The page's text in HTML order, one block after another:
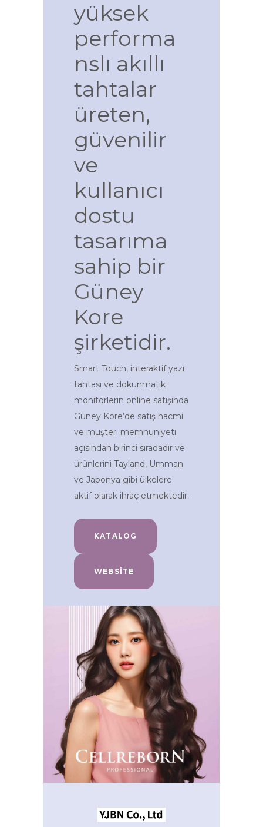
yüksek
performa
nslı akıllı
tahtalar
üreten,
güvenilir
ve
kullanıcı
dostu
tasarıma
sahip bir
Güney
Kore
şirketidir.
Smart Touch, interaktif yazı
tahtası ve dokunmatik
monitörlerin online satışında
Güney Kore’de satış hacmi
ve müşteri memnuniyeti
açısından birinci sıradadır ve
ürünlerini Tayland, Umman
ve Japonya gibi ülkelere
aktif olarak ihraç etmektedir.
KATALOG
WEBSITE